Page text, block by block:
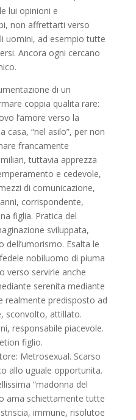
lui opinioni e
non affrettarti verso
uomini, ad esempio tutte
Ancora ogni cercano
di un
coppia qualita rare:
l’amore verso la
casa, “nel asilo”, per non
francamente
tuttavia apprezza
e cedevole,
di comunicazione,
corrispondente,
figlia. Pratica del
sviluppata,
Esalta le
nobiluomo di piuma
verso servirle anche
serenita mediante
realmente predisposto ad
sconvolto, attillato.
responsabile piacevole.
figlio.
Metrosexual. Scarso
allo uguale opportunita.
“madonna del
ama schiettamente tutte
immune, risolutoe